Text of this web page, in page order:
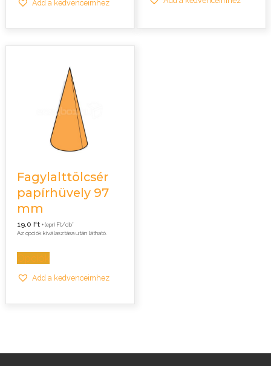
Add a kedvenceimhez
Fagylalttölcsér
papírhüvely 97
mm
19,0Ft + (epr) Ft/db*
Az opciók kiválasztása után látható.
Opciók
Add a kedvenceimhez